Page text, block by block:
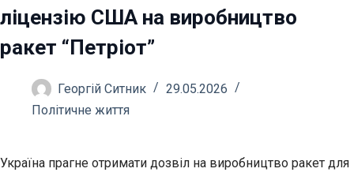
ліцензію США на виробництво
ракет “Петріот”
Георгій Ситник
29.05.2026
Політичне життя
Україна прагне отримати дозвіл на виробництво ракет для